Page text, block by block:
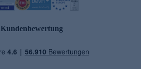
Kundenbewertung